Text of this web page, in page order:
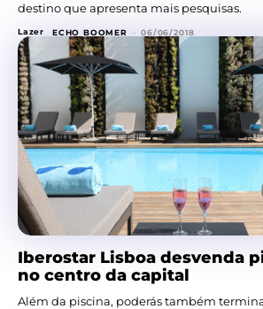
destino que apresenta mais pesquisas.
Lazer ECHO BOOMER - 06/06/2018
Iberostar Lisboa desvenda
no centro da capital
Além da piscina, poderás também